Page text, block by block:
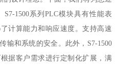
1500系列PLC模块具有性能表
计算能力和响应速度。支持高速
输和系统的安全。此外，S7-1500
据客户需求进行定制化扩展，满